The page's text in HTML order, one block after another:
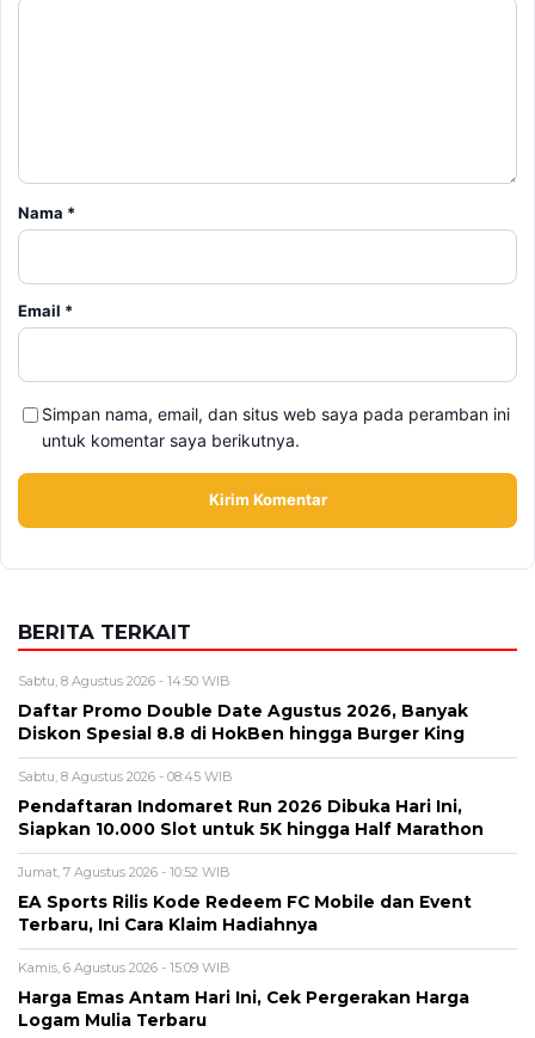
Nama *
Email *
Simpan nama, email, dan situs web saya pada peramban ini
untuk komentar saya berikutnya.
BERITA TERKAIT
Sabtu, 8 Agustus 2026 - 14:50 WIB
Daftar Promo Double Date Agustus 2026, Banyak
Diskon Spesial 8.8 di HokBen hingga Burger King ‎
Sabtu, 8 Agustus 2026 - 08:45 WIB
Pendaftaran Indomaret Run 2026 Dibuka Hari Ini,
Siapkan 10.000 Slot untuk 5K hingga Half Marathon
Jumat, 7 Agustus 2026 - 10:52 WIB
EA Sports Rilis Kode Redeem FC Mobile dan Event
Terbaru, Ini Cara Klaim Hadiahnya
Kamis, 6 Agustus 2026 - 15:09 WIB
Harga Emas Antam Hari Ini, Cek Pergerakan Harga
Logam Mulia Terbaru